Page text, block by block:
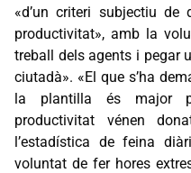
«d’un criteri subjectiu
productivitat», amb la
treball dels agents i pegar
ciutadà». «El que s’ha
la plantilla és major
productivitat vénen
l’estadística de feina
voluntat de fer hores